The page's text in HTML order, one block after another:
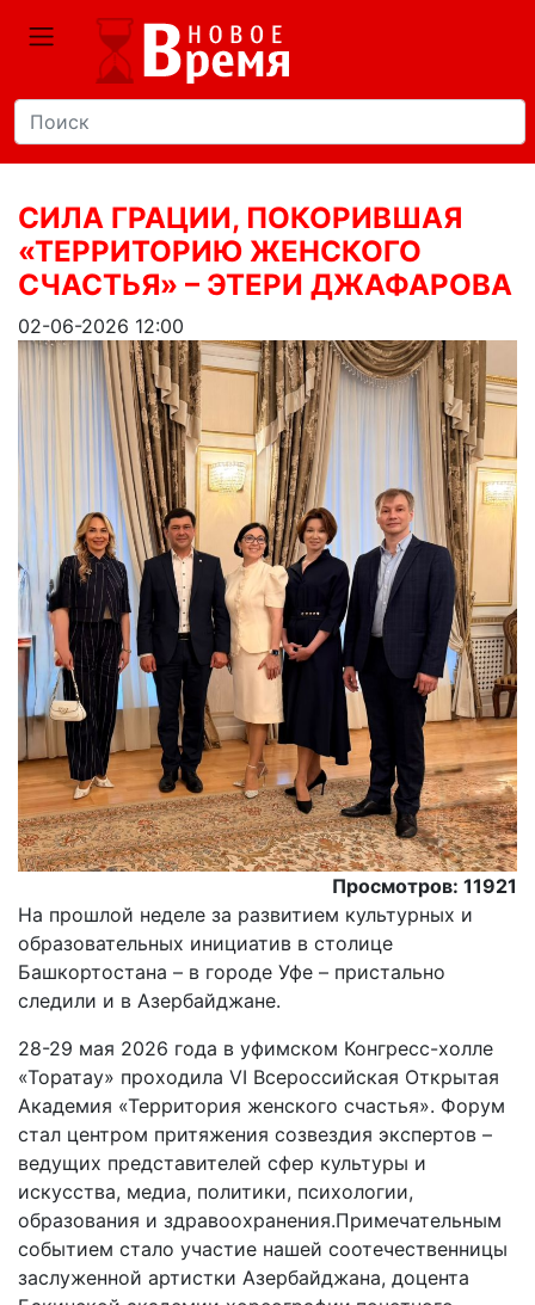
СИЛА ГРАЦИИ, ПОКОРИВШАЯ
«ТЕРРИТОРИЮ ЖЕНСКОГО
СЧАСТЬЯ» – ЭТЕРИ ДЖАФАРОВА
02-06-2026 12:00
Просмотров: 11921
На прошлой неделе за развитием культурных и
образовательных инициатив в столице
Башкортостана – в городе Уфе – пристально
следили и в Азербайджане.
28-29 мая 2026 года в уфимском Конгресс-холле
«Торатау» проходила VI Всероссийская Открытая
Академия «Территория женского счастья». Форум
стал центром притяжения созвездия экспертов –
ведущих представителей сфер культуры и
искусства, медиа, политики, психологии,
образования и здравоохранения.Примечательным
событием стало участие нашей соотечественницы
заслуженной артистки Азербайджана, доцента